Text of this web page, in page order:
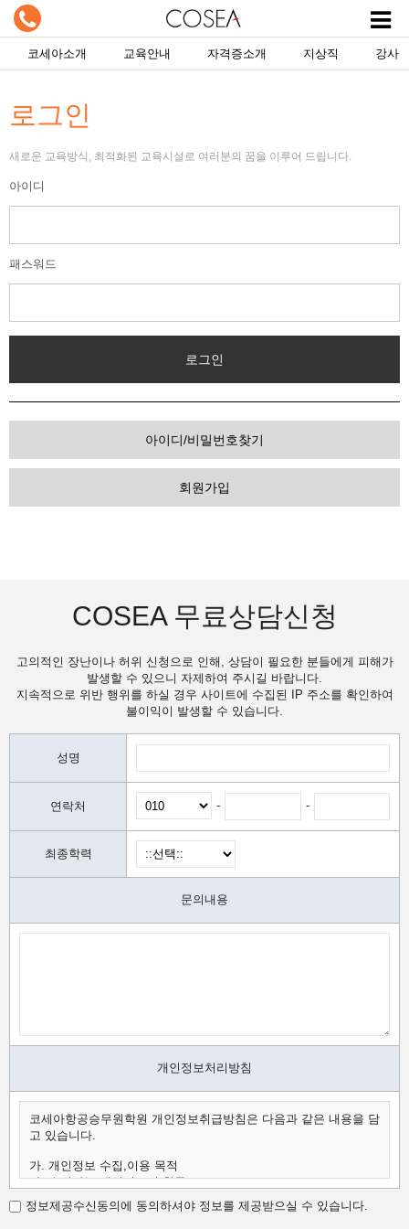
코세아소개 교육안내 자격증소개 지상직 강사
로그인
새로운 교육방식, 최적화된 교육시설로 여러분의 꿈을 이루어 드립니다.
아이디
패스워드
아이디/비밀번호찾기
회원가입
COSEA 무료상담신청
고의적인 장난이나 허위 신청으로 인해, 상담이 필요한 분들에게 피해가
발생할 수 있으니 자제하여 주시길 바랍니다.
지속적으로 위반 행위를 하실 경우 사이트에 수집된 IP 주소를 확인하여
불이익이 발생할 수 있습니다.
성명
연락처 - -
최종학력
문의내용
개인정보처리방침
코세아항공승무원학원 개인정보취급방침은 다음과 같은 내용을 담
고 있습니다.
가. 개인정보 수집,이용 목적
나. 수집하는 개인정보의 항목
다. 개인정보의 보유 및 이용 기간
가.개인정보 수집,이용 목적
정보제공수신동의에 동의하셔야 정보를 제공받으실 수 있습니다.